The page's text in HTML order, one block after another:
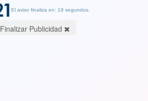
El aviso finaliza en: 18 segundos.
Finalizar Publicidad